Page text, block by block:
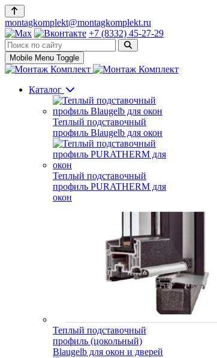
montagkomplekt@montagkomplekt.ru
+7 (8332) 45-27-29
Mobile Menu Toggle
Каталог
Теплый подставочный
профиль Blaugelb для окон
Теплый подставочный
профиль PURATHERM для
окон
Теплый подставочный
профиль (цокольный)
Blaugelb для окон и дверей